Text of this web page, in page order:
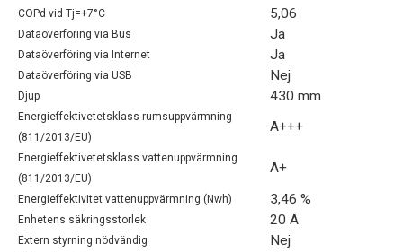
COPd vid Tj=+7°C 5,06
Dataöverföring via Bus Ja
Dataöverföring via Internet Ja
Dataöverföring via USB Nej
Djup 430 mm
Energieffektivetetsklass rumsuppvärmning
(811/2013/EU)
A+++
Energieffektivetetsklass vattenuppvärmning
(811/2013/EU)
A+
Energieffektivitet vattenuppvärmning (Nwh) 3,46 %
Enhetens säkringsstorlek 20 A
Extern styrning nödvändig Nej